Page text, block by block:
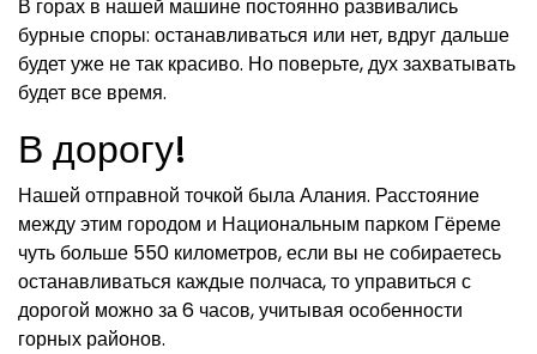
В горах в нашей машине постоянно развивались
бурные споры: останавливаться или нет, вдруг дальше
будет уже не так красиво. Но поверьте, дух захватывать
будет все время.
В дорогу!
Нашей отправной точкой была Алания. Расстояние
между этим городом и Национальным парком Гёреме
чуть больше 550 километров, если вы не собираетесь
останавливаться каждые полчаса, то управиться с
дорогой можно за 6 часов, учитывая особенности
горных районов.